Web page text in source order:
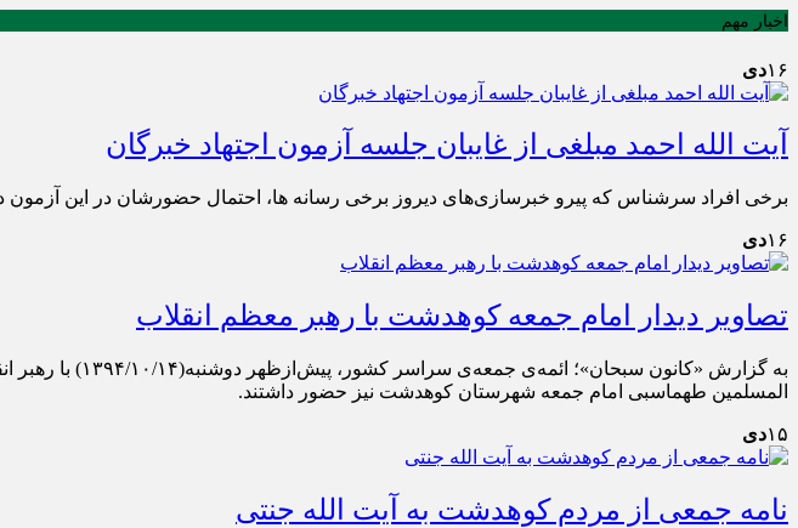
اخبار مهم
۱۶دی
آیت الله احمد مبلغی از غایبان جلسه آزمون اجتهاد خبرگان
برخی افراد سرشناس که پیرو خبرسازی‌های دیروز برخی رسانه ها، احتمال حضورشان در این آزمون
۱۶دی
تصاویر دیدار امام جمعه کوهدشت با رهبر معظم انقلاب
به گزارش «کانون
المسلمین طهماسبی امام جمعه شهرستان کوهدشت نیز حضور داشتند.
۱۵دی
نامه جمعی از مردم کوهدشت به آیت الله جنتی